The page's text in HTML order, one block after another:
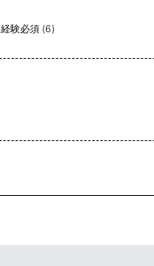
経験必須 (6)